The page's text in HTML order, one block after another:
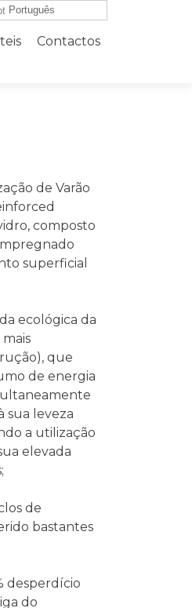
Contactos
de Varão
composto
superficial
ecológica da
que
de energia
sua leveza
a utilização
elevada
de
bastantes
desperdício
do
Português